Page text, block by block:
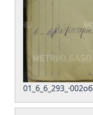
01_6_6_293_·002об